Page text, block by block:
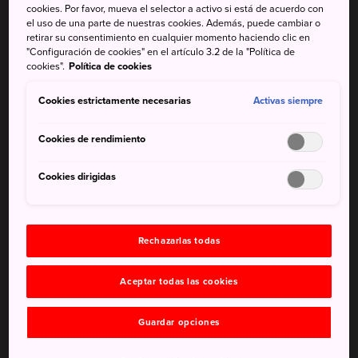
Guerra de Japón, Sekigahara fue el campo de batalla
donde se libró la Batalla del reino dividido.
Cómo llegar
Sekigahara está en la línea JR Tokaido. Para viajar desde
Tokio o Kioto, haz transbordo en la estación de Maibara.
La estación de Sekigahara está a 20 minutos en esta línea
dirección Ogaki.
dio inicio a una dinastía feudal
Sekigahara jugó un papel decisivo en la historia de Japón.
Allí se libró una épica batalla el 21 de octubre de 1600 que
enfrentó a dos ejércitos: el de Tokugawa leyasu y el de
Ishida Mitsunari, fiel partidario de Hideyoshi Toyotomi que
murió en 1598. La victoria de Tokugawa le permitió
cookies. Por favor, mueva el selector a activo si está de acuerdo con
el uso de una parte de nuestras cookies. Además, puede cambiar o
retirar su consentimiento en cualquier momento haciendo clic en
"Configuración de cookies" en el artículo 3.2 de la "Política de
cookies". Política de cookies
Cookies estrictamente necesarias Activas siempre
Cookies de rendimiento
Cookies dirigidas
Rechazarlas todas
Aceptar todas las cookies
Guardar opciones